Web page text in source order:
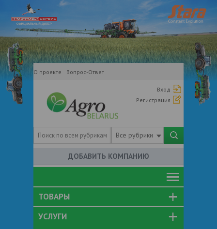
О проекте Вопрос-Ответ
Вход
Регистрация
Все рубрики
ДОБАВИТЬ КОМПАНИЮ
ТОВАРЫ
УСЛУГИ